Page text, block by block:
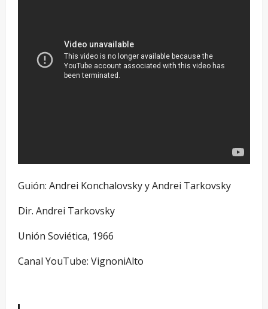
Guión: Andrei Konchalovsky y Andrei Tarkovsky
Dir. Andrei Tarkovsky
Unión Soviética, 1966
Canal YouTube: VignoniAlto